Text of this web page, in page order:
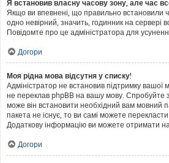
Я встановив власну часову зону, але час
Якщо ви впевнені, що правильно встановили
одно невірний, значить, годинник на сервері
Повідомте про це адміністратора для
Догори
Моя рідна мова відсутня у списку!
Адміністратор не встановив підтримку
не переклав phpBB на вашу мову. Спробуйте
може він встановити необхідний вам мовний
пакета не існує, то ви самі можете
Додаткову інформацію ви можете отримати на
Догори